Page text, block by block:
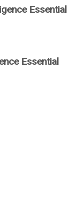
Essential
Essential